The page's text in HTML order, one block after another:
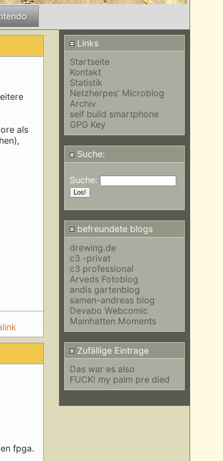
Links
Startseite
Kontakt
Statistik
Netzherpes' Microblog
Archiv
self build smartphone
GPG Key
Suche:
Suche:
befreundete blogs
drewing.de
c3 -privat
c3 professional
Arveds Fotoblog
andis gartenblog
samen-andreas blog
Devabo Webcomic
Mainhatten Moments
Zufällige Eintrage
Das war es also
FUCK! my palm pre died
als
fpga.